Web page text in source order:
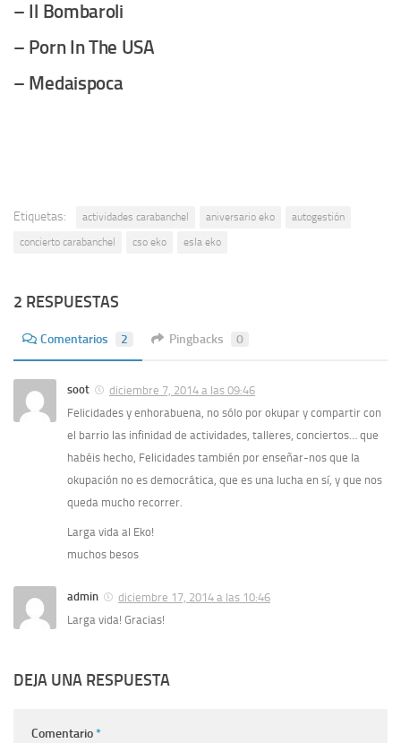
– Il Bombaroli
– Porn In The USA
– Medaispoca
Etiquetas: actividades carabanchel aniversario eko
autogestión
concierto carabanchel
cso eko esla eko
2 RESPUESTAS
Comentarios 2 Pingbacks 0
soot
diciembre 7, 2014 a las 09:46
Felicidades y enhorabuena, no sólo por okupar y compartir con
el barrio las infinidad de actividades, talleres, conciertos… que
habéis hecho, Felicidades también por enseñar-nos que la
okupación no es democrática, que es una lucha en sí, y que nos
queda mucho recorrer.
Larga vida al Eko!
muchos besos
admin
diciembre 17, 2014 a las 10:46
Larga vida! Gracias!
DEJA UNA RESPUESTA
Comentario*